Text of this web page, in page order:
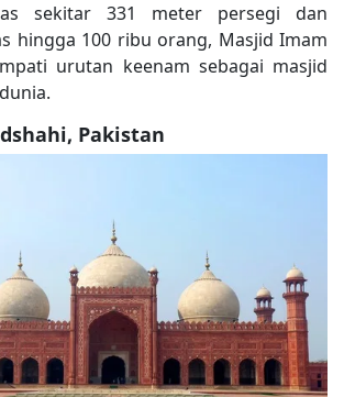
sekitar 331 meter persegi dan
hingga 100 ribu orang, Masjid Imam
urutan keenam sebagai masjid
Pakistan